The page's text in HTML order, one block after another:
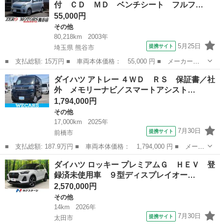
ラ／クル...
付 ＣＤ ＭＤ ベンチシート フルフ…
55,000円
その他
80,218km
2003年
埼玉県 熊谷市
提携サイト 5月25日
■ 支払総額: 15万円 ■ 車両本体価格： 55,000 円 ■ メーカー
名： ダイハツ ■ 車種名： ＭＡＸ ■ グレード名： Ｌｉ 修復
歴無 車検２年付 ＣＤ ＭＤ ベンチシート フルフラット アル
ミホイール ラジオ...
埼玉 熊谷市 その他
ダイハツ アトレー ４ＷＤ ＲＳ 保証書／社
外 メモリーナビ／スマートアシスト…
1,794,000円
その他
17,000km
2025年
前橋市
提携サイト 7月30日
■ 支払総額: 187.9万円 ■ 車両本体価格： 1,794,000 円 ■ メーカ
ー名： ダイハツ ■ 車種名： アトレー ■ グレード名： ４Ｗ
Ｄ ＲＳ 保証書／社外 メモリーナビ／スマートアシスト（トヨ
タ・ダイハツ...
群馬 前橋市 その他
ダイハツ ロッキー プレミアムＧ ＨＥＶ 登
録済未使用車 ９型ディスプレイオー…
2,570,000円
その他
14km
2026年
太田市
提携サイト 7月30日